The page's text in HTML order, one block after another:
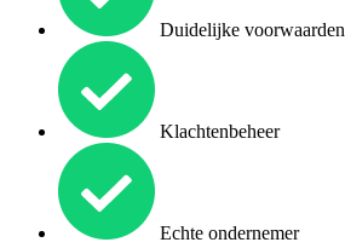
Duidelijke voorwaarden
Klachtenbeheer
Echte ondernemer